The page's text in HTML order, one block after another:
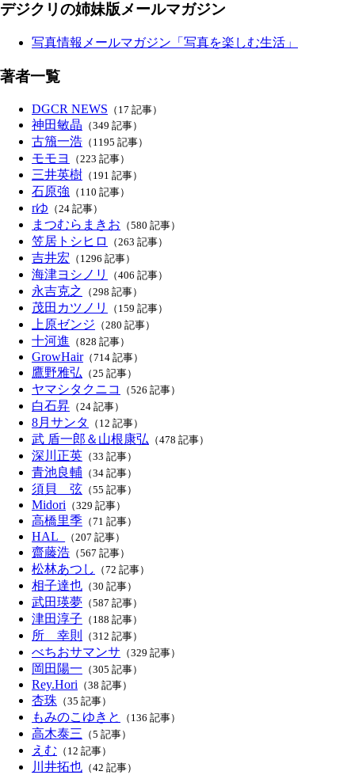
デジクリの姉妹版メールマガジン
写真情報メールマガジン「写真を楽しむ生活」
著者一覧
DGCR NEWS （17 記事）
神田敏晶 （349 記事）
古籏一浩 （1195 記事）
モモヨ （223 記事）
三井英樹 （191 記事）
石原強 （110 記事）
rゆ （24 記事）
まつむらまきお （580 記事）
笠居トシヒロ （263 記事）
吉井宏 （1296 記事）
海津ヨシノリ （406 記事）
永吉克之 （298 記事）
茂田カツノリ （159 記事）
上原ゼンジ （280 記事）
十河進 （828 記事）
GrowHair（714 記事）
鷹野雅弘 （25 記事）
ヤマシタクニコ （526 記事）
白石昇 （24 記事）
8月サンタ （12 記事）
武 盾一郎＆山根康弘 （478 記事）
深川正英 （33 記事）
青池良輔 （34 記事）
須貝 弦 （55 記事）
Midori （329 記事）
高橋里季 （71 記事）
HAL_ （207 記事）
齋藤浩 （567 記事）
松林あつし （72 記事）
相子達也 （30 記事）
武田瑛夢 （587 記事）
津田淳子 （188 記事）
所 幸則 （312 記事）
べちおサマンサ （329 記事）
岡田陽一 （305 記事）
Rey.Hori （38 記事）
杏珠 （35 記事）
もみのこゆきと （136 記事）
高木泰三 （5 記事）
えむ （12 記事）
川井拓也 （42 記事）